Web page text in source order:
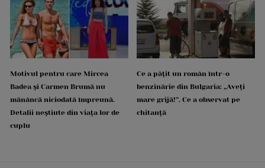
Motivul pentru care Mircea
Badea și Carmen Brumă nu
mănâncă niciodată împreună.
Detalii neștiute din viața lor de
cuplu
Ce a pățit un român într-o
benzinărie din Bulgaria: „Aveți
mare grijă!”. Ce a observat pe
chitanță